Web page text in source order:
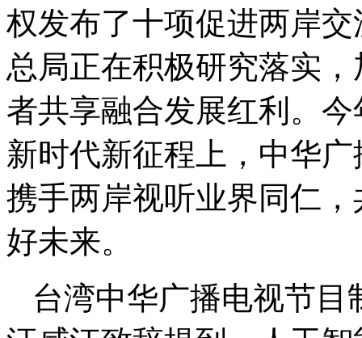
权发布了十项促进两岸
总局正在积极研究落实
者共享融合发展红利。
新时代新征程上，中华
携手两岸视听业界同仁
好未来。
台湾中华广播电视节